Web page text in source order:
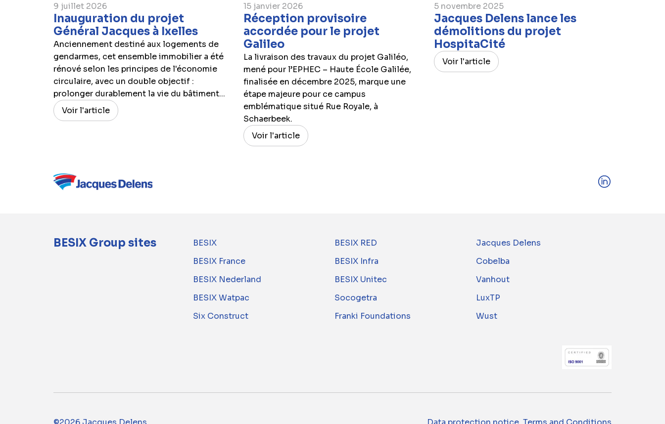
9 juillet 2026
Inauguration du projet
Général Jacques à Ixelles
Anciennement destiné aux logements de
gendarmes, cet ensemble immobilier a été
rénové selon les principes de l'économie
circulaire, avec un double objectif :
prolonger durablement la vie du bâtiment...
Voir l'article
15 janvier 2026
Réception provisoire
accordée pour le projet
Galileo
La livraison des travaux du projet Galiléo,
mené pour l’EPHEC – Haute École Galilée,
finalisée en décembre 2025, marque une
étape majeure pour ce campus
emblématique situé Rue Royale, à
Schaerbeek.
Voir l'article
5 novembre 2025
Jacques Delens lance les
démolitions du projet
HospitaCité
Voir l'article
BESIX Group sites BESIX BESIX RED
Jacques Delens
BESIX France
BESIX Infra
Cobelba
BESIX Nederland
BESIX Unitec
Vanhout
BESIX Watpac
Socogetra
LuxTP
Six Construct
Franki Foundations Wust